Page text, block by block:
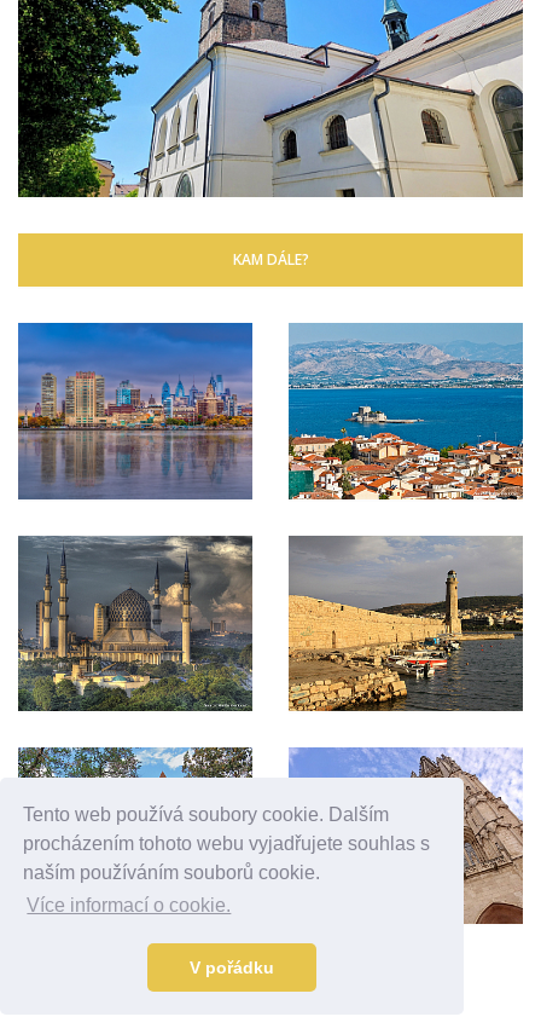
Tento web používá soubory cookie. Dalším
procházením tohoto webu vyjadřujete souhlas s
naším používáním souborů cookie.
Více informací o cookie.
V pořádku
KAM DÁLE?